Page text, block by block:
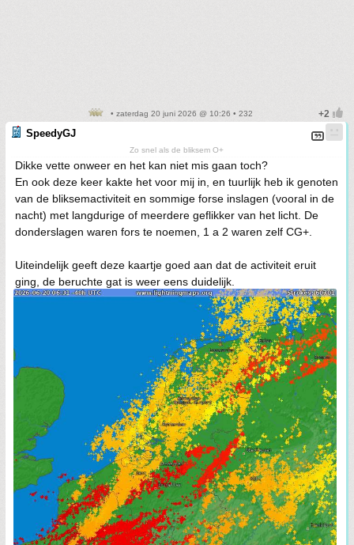
• zaterdag 20 juni 2026 @ 10:26 • 232
SpeedyGJ
Zo snel als de bliksem O+
Dikke vette onweer en het kan niet mis gaan toch?
En ook deze keer kakte het voor mij in, en tuurlijk heb ik genoten
van de bliksemactiviteit en sommige forse inslagen (vooral in de
nacht) met langdurige of meerdere geflikker van het licht. De
donderslagen waren fors te noemen, 1 a 2 waren zelf CG+.
Uiteindelijk geeft deze kaartje goed aan dat de activiteit eruit
ging, de beruchte gat is weer eens duidelijk.